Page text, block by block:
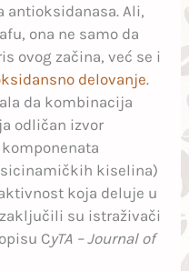
antioksidanasa. Ali,
ona ne samo da
ovog začina, već se i
delovanje.
da kombinacija
odličan izvor
kiselina)
koja deluje u
su istraživači
CyTA – Journal of